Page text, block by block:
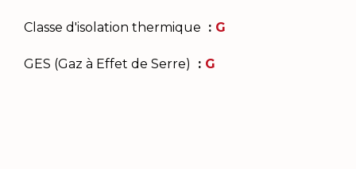
Classe d'isolation thermique G
GES (Gaz à Effet de Serre) G